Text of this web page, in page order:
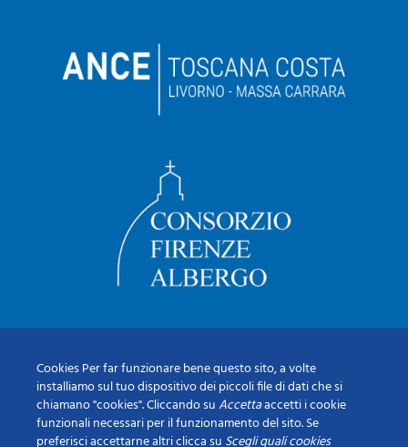
Cookies Per far funzionare bene questo sito, a volte
installiamo sul tuo dispositivo dei piccoli file di dati che si
chiamano "cookies". Cliccando suAccettaaccetti i cookie
funzionali necessari per il funzionamento del sito. Se
preferisci accettarne altri clicca su Scegli quali cookies